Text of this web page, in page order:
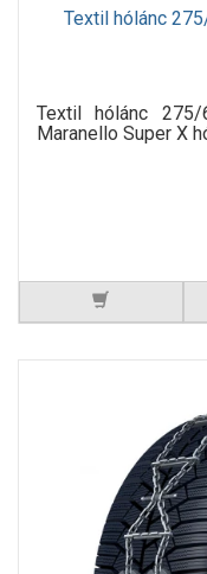
Textil hólánc
Textil hólánc 275/
Maranello Super X